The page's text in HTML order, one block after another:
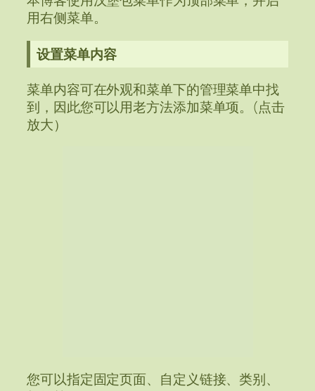
用右侧菜单。
设置菜单内容
菜单内容可在外观和菜单下的管理菜单中找
到，因此您可以用老方法添加菜单项。(点击
放大）
您可以指定固定页面、自定义链接、类别、